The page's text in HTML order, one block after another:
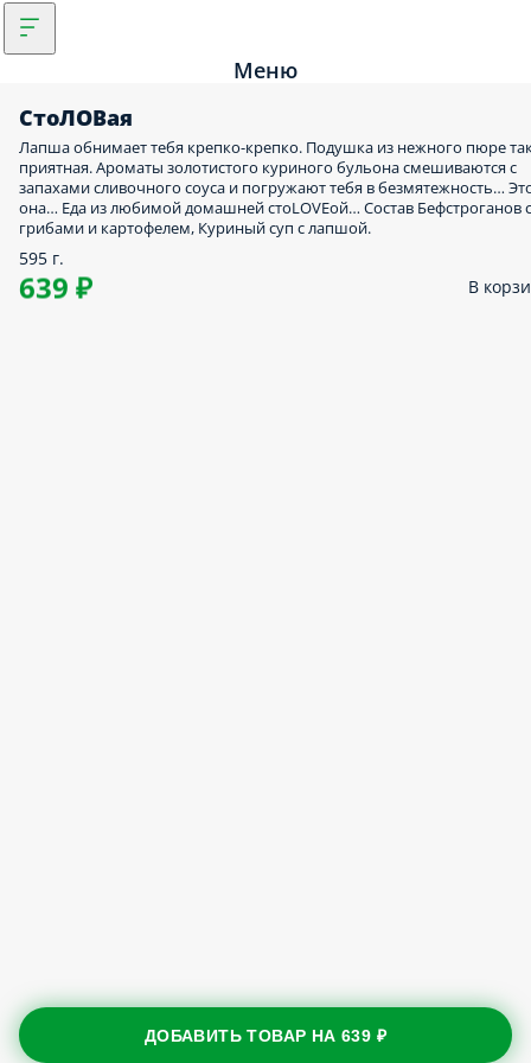
Меню
СтоЛОВая
Лапша обнимает тебя крепко-крепко. Подушка из нежного пюре
приятная. Ароматы золотистого куриного бульона смешиваются с
запахами сливочного соуса и погружают тебя в безмятежность…
она… Еда из любимой домашней стоLOVEой… Состав Бефстроганов с
грибами и картофелем, Куриный суп с лапшой.
595 г.
639 ₽ В
ДОБАВИТЬ ТОВАР НА639 ₽